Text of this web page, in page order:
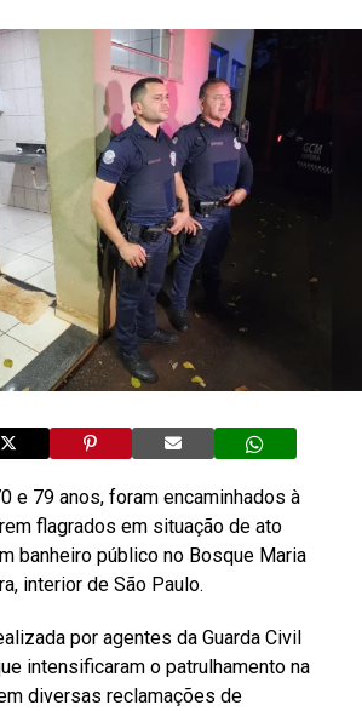
e 79 anos, foram encaminhados à
flagrados em situação de ato
banheiro público no Bosque Maria
interior de São Paulo.
por agentes da Guarda Civil
intensificaram o patrulhamento na
diversas reclamações de